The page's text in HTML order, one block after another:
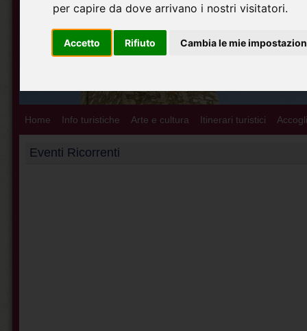
per capire da dove arrivano i nostri visitatori.
Accetto Rifiuto Cambia le mie
Home Info turistiche Arte e cultura Itinerari turistici
Eventi Ricorrenti